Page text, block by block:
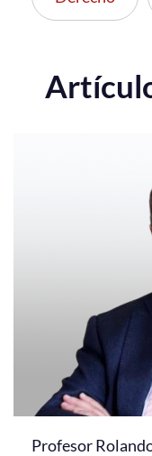
Profesor